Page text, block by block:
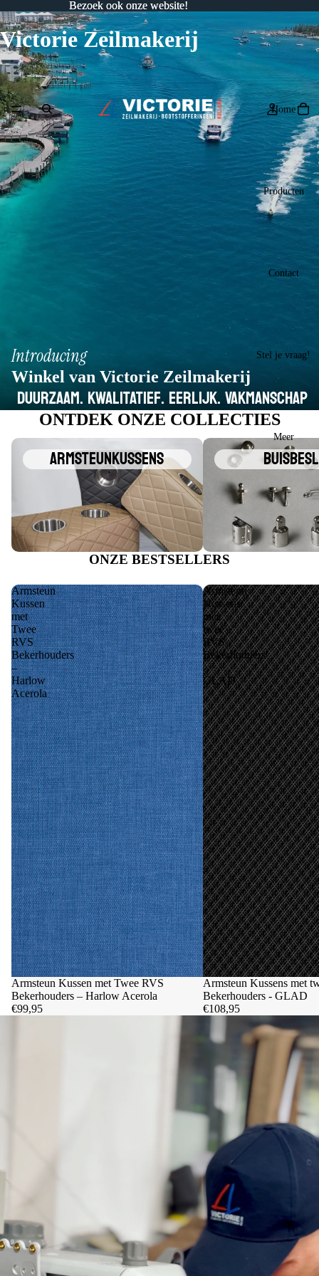
Bezoek ook onze website!
Bezoek ook onze website!
Victorie Zeilmakerij
Home
Producten
Contact
Stel je vraag!
Meer
Introducing
Winkel van Victorie Zeilmakerij
DUURZAAM. KWALITATIEF. EERLIJK. VAKMANSCHAP
ONTDEK ONZE COLLECTIES
ArmsteunkussensArmsteunkussens Buisbeslag
ONZE BESTSELLERS
Armsteun
Kussen
met
Twee
RVS
Bekerhouders
–
Harlow
Acerola
Armsteun Kussen met Twee RVS
Bekerhouders – Harlow Acerola
€99,95
Armsteun
Kussens
met
twee
RVS
Bekerhouders
-
GLAD
Armsteun Kussens met
Bekerhouders - GLAD
€108,95